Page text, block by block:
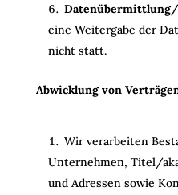
Datenübermittlung/
eine Weitergabe der
nicht statt.
Abwicklung von
Wir verarbeiten
Unternehmen, Titel/
und Adressen sowie